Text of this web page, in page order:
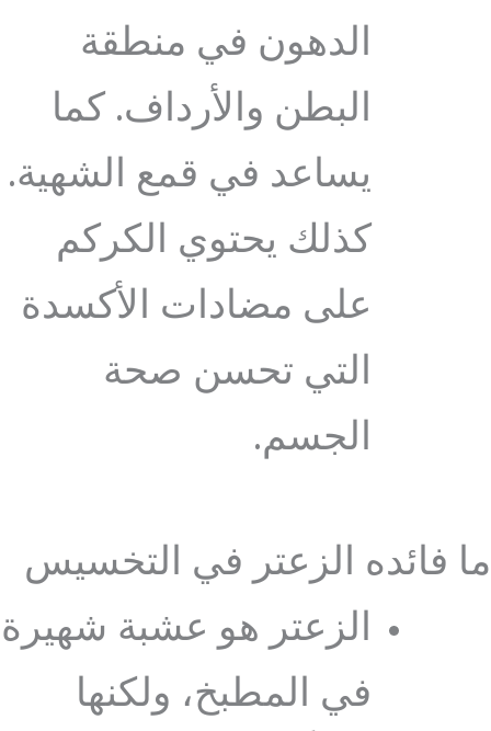
الدهون في منطقة
البطن والأرداف. كما
يساعد في قمع الشهية.
كذلك يحتوي الكركم
على مضادات الأكسدة
التي تحسن صحة
الجسم.
ما فائده الزعتر في التخسيس
الزعتر هو عشبة شهيرة
في المطبخ، ولكنها